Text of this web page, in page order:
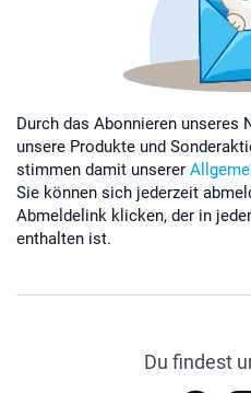
Durch das Abonnieren unseres
unsere Produkte und
stimmen damit unserer
Sie können sich jederzeit
Abmeldelink klicken, der in
enthalten ist.
Du findest